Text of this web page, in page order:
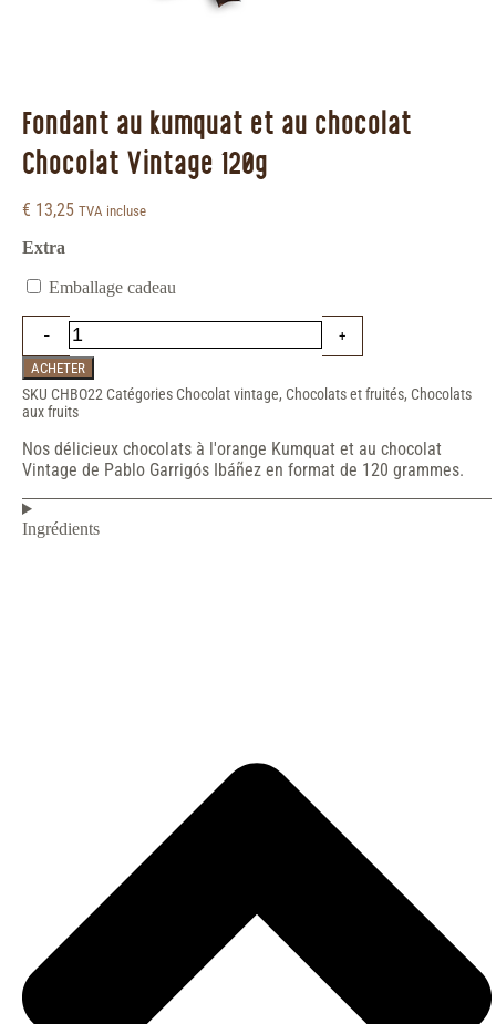
Fondant au kumquat et au chocolat
Chocolat Vintage 120g
€ 13,25 TVA incluse
Extra
Emballage cadeau
ACHETER
SKU CHBO22 Catégories Chocolat vintage, Chocolats et fruités, Chocolats
aux fruits
Nos délicieux chocolats à l'orange Kumquat et au chocolat
Vintage de Pablo Garrigós Ibáñez en format de 120 grammes.
Ingrédients